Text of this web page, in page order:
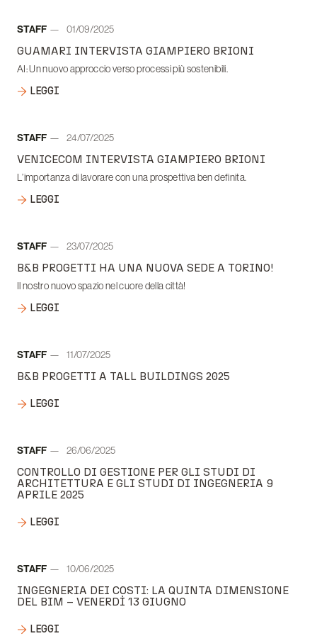
Autore:
STAFF
01/09/2025
GUAMARI INTERVISTA GIAMPIERO BRIONI
AI: Un nuovo approccio verso processi più sostenibili.
LEGGI
Autore:
STAFF
24/07/2025
VENICECOM INTERVISTA GIAMPIERO BRIONI
L’importanza di lavorare con una prospettiva ben definita.
LEGGI
Autore:
STAFF
23/07/2025
B&B PROGETTI HA UNA NUOVA SEDE A TORINO!
Il nostro nuovo spazio nel cuore della città!
LEGGI
Autore:
STAFF
11/07/2025
B&B PROGETTI A TALL BUILDINGS 2025
LEGGI
Autore:
STAFF
26/06/2025
CONTROLLO DI GESTIONE PER GLI STUDI DI
ARCHITETTURA E GLI STUDI DI INGEGNERIA 9
APRILE 2025
LEGGI
Autore:
STAFF
10/06/2025
INGEGNERIA DEI COSTI: LA QUINTA DIMENSIONE
DEL BIM – VENERDÌ 13 GIUGNO
LEGGI